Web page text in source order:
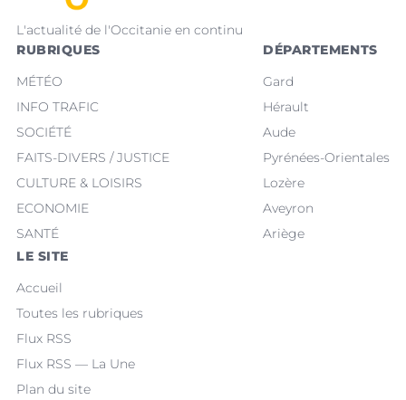
L'actualité de l'Occitanie en continu
RUBRIQUES
MÉTÉO
INFO TRAFIC
SOCIÉTÉ
FAITS-DIVERS / JUSTICE
CULTURE & LOISIRS
ECONOMIE
SANTÉ
DÉPARTEMENTS
Gard
Hérault
Aude
Pyrénées-Orientales
Lozère
Aveyron
Ariège
LE SITE
Accueil
Toutes les rubriques
Flux RSS
Flux RSS — La Une
Plan du site